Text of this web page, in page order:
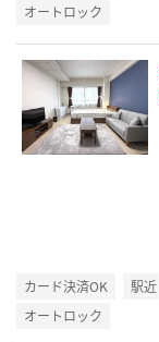
オートロック
カード決済OK 駅近
オートロック